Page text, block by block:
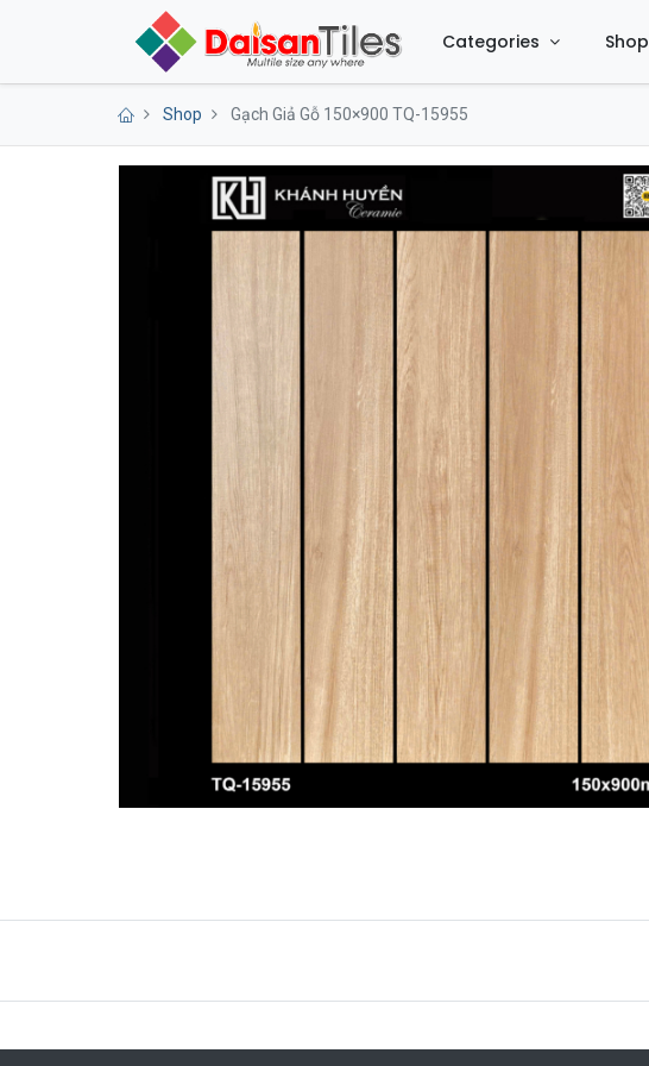
Categories Shop
Shop Gạch Giả Gỗ 150×900 TQ-15955